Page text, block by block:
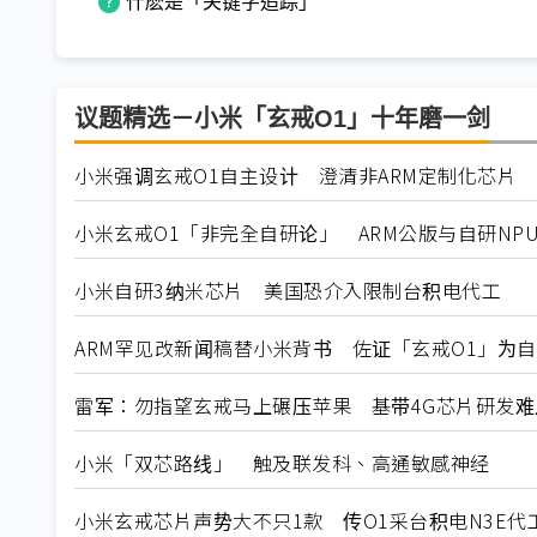
议题精选－小米「玄戒O1」十年磨一剑
小米强调玄戒O1自主设计 澄清非ARM定制化芯片
小米玄戒O1「非完全自研论」 ARM公版与自研
小米自研3纳米芯片 美国恐介入限制台积电代工
ARM罕见改新闻稿替小米背书 佐证「玄戒O1」为
雷军：勿指望玄戒马上碾压苹果 基带4G芯片研发
小米「双芯路线」 触及联发科、高通敏感神经
小米玄戒芯片声势大不只1款 传O1采台积电N3E代